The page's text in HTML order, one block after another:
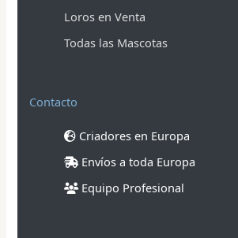
Loros en Venta
Todas las Mascotas
Contacto
Criadores en Europa
Envíos a toda Europa
Equipo Profesional